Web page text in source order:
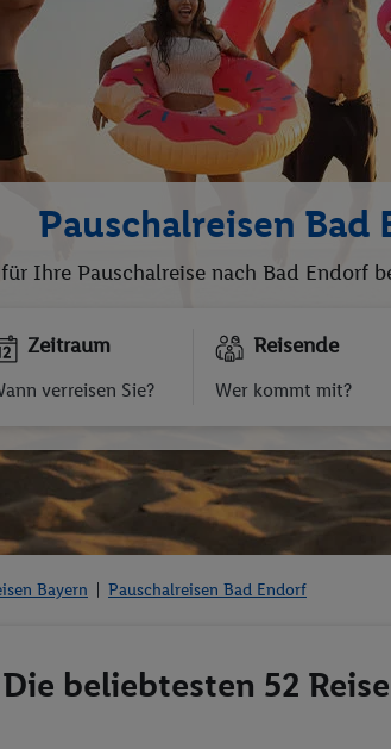
Pauschalreisen Bad
Ihre Pauschalreise nach Bad Endorf
Zeitraum
verreisen Sie?
Reisende
Wer kommt mit?
Bayern Pauschalreisen Bad Endorf
beliebtesten 52